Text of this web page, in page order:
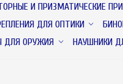
И ПРИЗМАТИЧЕСКИЕ
ДЛЯ ОПТИКИ
ДЛЯ ОРУЖИЯ НАУШНИКИ